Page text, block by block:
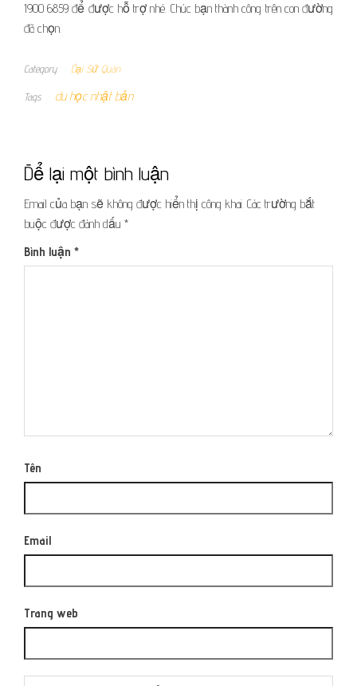
1900 6859 để được hỗ trợ nhé. Chúc bạn thành công trên con đường
đã chọn.
Category Đại Sứ Quán
Tags du học nhật bản
Để lại một bình luận
Email của bạn sẽ không được hiển thị công khai. Các trường bắt
buộc được đánh dấu *
Bình luận *
Tên
Email
Trang web